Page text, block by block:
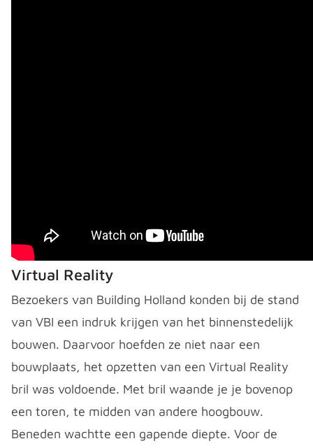
Virtual Reality
Bezoekers van Building Holland konden bij de stand
van VBI een indruk krijgen van het binnenstedelijk
bouwen. Daarvoor hoefden ze niet naar een
bouwplaats, het opzetten van een Virtual Reality
bril was voldoende. Met bril waande je je bovenop
een toren, te midden van andere hoogbouw.
Beneden wachtte een gapende diepte. Voor de